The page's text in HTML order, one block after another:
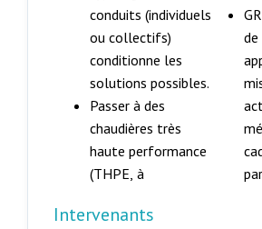
conduits (individuels
ou collectifs)
conditionne les
solutions possibles.
Passer à des
chaudières très
haute performance
(THPE, à
Intervenants